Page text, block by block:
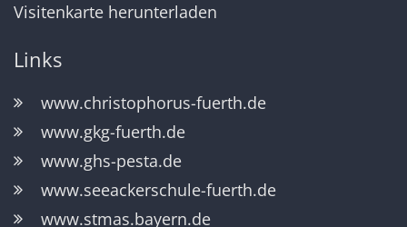
Visitenkarte herunterladen
Links
www.christophorus-fuerth.de
www.gkg-fuerth.de
www.ghs-pesta.de
www.seeackerschule-fuerth.de
www.stmas.bayern.de